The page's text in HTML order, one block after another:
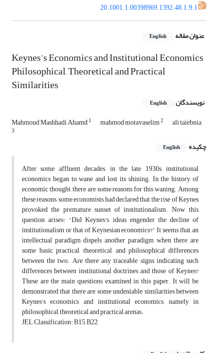
20.1001.1.00398969.1392.48.1.9.1
عنوان مقاله English
Keynes's Economics and Institutional Economics
Philosophical, Theoretical and Practical
Similarities
نویسندگان English
Mahmoud Mashhadi Ahamd1 mahmod motavaselim2 ali taiebnia
3
چکیده English
After some affluent decades, in the late 1930s, institutional
economics began to wane and lost its shining. In the history of
economic thought, there are some reasons for this waning. Among
these reasons, some economists had declared that the rise of Keynes
provoked the premature sunset of institutionalism. Now, this
question arises: "Did Keynes's ideas engender the decline of
institutionalism or that of Keynesian economics?" It seems that, an
intellectual paradigm dispels another paradigm when there are
some basic practical, theoretical, and philosophical differences
between the two. Are there any traceable signs indicating such
differences between institutional doctrines and those of Keynes?
These are the main questions examined in this paper. It will be
demonstrated that there are some undeniable similarities between
Keynes's economics and institutional economics, namely in
philosophical, theoretical and practical arenas.
JEL Classification: B15, B22